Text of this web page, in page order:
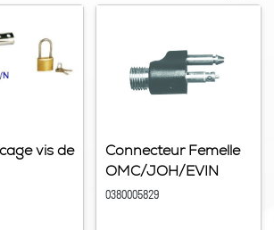
vis de
Connecteur Femelle
OMC/JOH/EVIN
0380005829